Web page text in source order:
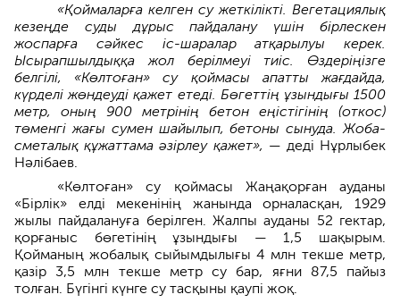
«Қоймаларға келген су жеткілікті. Вегетациялық
кезеңде суды дұрыс пайдалану үшін бірлескен
жоспарға сәйкес іс-шаралар атқарылуы керек.
Ысырапшылдыққа жол берілмеуі тиіс. Өздеріңізге
белгілі, «Көлтоған» су қоймасы апатты жағдайда,
күрделі жөндеуді қажет етеді. Бөгеттің ұзындығы 1500
метр, оның 900 метрінің бетон еңістігінің (откос)
төменгі жағы сумен шайылып, бетоны сынуда. Жоба-
сметалық құжаттама әзірлеу қажет», — деді Нұрлыбек
Нәлібаев.
«Көлтоған» су қоймасы Жаңақорған ауданы
«Бірлік» елді мекенінің жанында орналасқан, 1929
жылы пайдалануға берілген. Жалпы ауданы 52 гектар,
қорғаныс бөгетінің ұзындығы — 1,5 шақырым.
Қойманың жобалық сыйымдылығы 4 млн текше метр,
қазір 3,5 млн текше метр су бар, яғни 87,5 пайыз
толған. Бүгінгі күнге су тасқыны қаупі жоқ.